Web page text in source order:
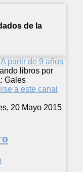
de la
A partir de 9 años
libros por
Gales
a este canal
20 Mayo 2015